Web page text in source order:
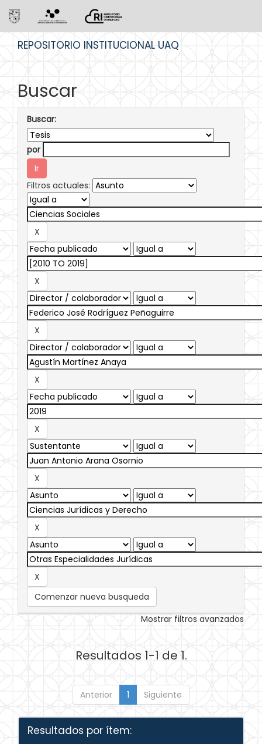
REPOSITORIO INSTITUCIONAL UAQ
Buscar
Buscar:
por
Filtros actuales:
Comenzar nueva busqueda
Mostrar filtros avanzados
Resultados 1-1 de 1.
Anterior 1 Siguiente
Resultados por ítem: